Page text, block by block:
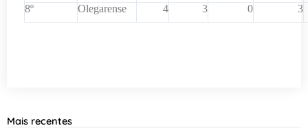
8º
Olegarense 4 3 0 3
Mais recentes